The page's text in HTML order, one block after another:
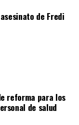
se:
de Uso
de Agua
23 de la Ley
Aprovechamiento
107 del
de Fredi
reforma para los
de salud